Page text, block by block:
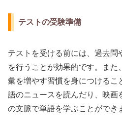
テストの受験準備
テストを受ける前には、過去問
を行うことが効果的です。ま
彙を増やす習慣を身につけるこ
語のニュースを読んだり、映画
の文脈で単語を学ぶことができ